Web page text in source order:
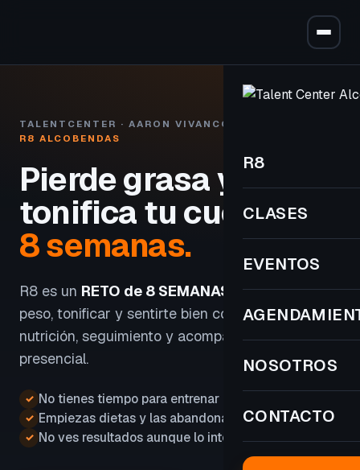
R8
CLASES
EVENTOS
NOSOTROS
CONTACTO
TALENTCENTER · AARON VIVANCOS
R8 ALCOBENDAS
Pierde grasa y
tonifica tu cuerpoen
8 semanas.
R8 es un RETO de 8 SEMANAS
para perder
peso, tonificar y sentirte bien con entrenamiento,
nutrición, seguimiento y acompañamiento
presencial.
✓ No tienes tiempo para entrenar
✓ Empiezas dietas y las abandonas
✓ No ves resultados aunque lo intentas